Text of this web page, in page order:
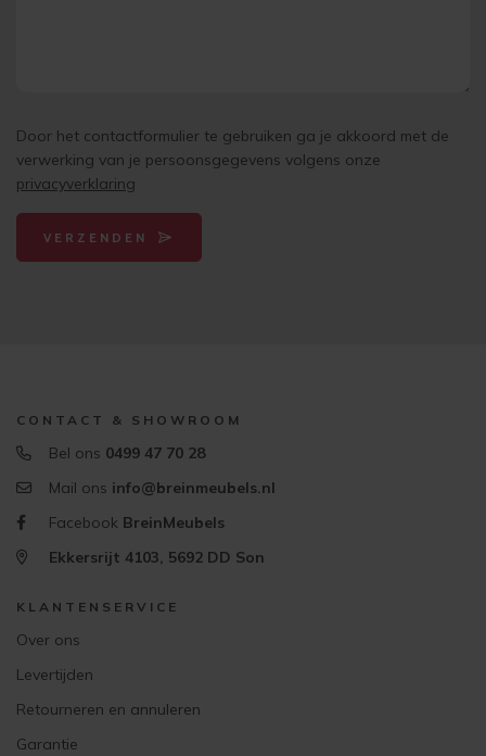
Door het contactformulier te gebruiken ga je akkoord met de
verwerking van je persoonsgegevens volgens onze
privacyverklaring
VERZENDEN
CONTACT & SHOWROOM
Bel ons 0499 47 70 28
Mail ons info@breinmeubels.nl
Facebook BreinMeubels
Ekkersrijt 4103, 5692 DD Son
KLANTENSERVICE
Over ons
Levertijden
Retourneren en annuleren
Garantie